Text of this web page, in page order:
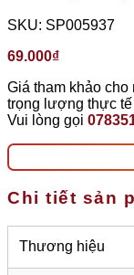
SKU: SP005937
69.000₫
Giá tham khảo cho
trọng lượng thực
Vui lòng gọi
Chi tiết sản
Thương hiệu